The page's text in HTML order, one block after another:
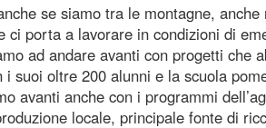
se siamo tra le montagne,
ci porta a lavorare in condizioni di
ad andare avanti con progetti che
suoi oltre 200 alunni e la scuola
avanti anche con i programmi
locale, principale fonte di